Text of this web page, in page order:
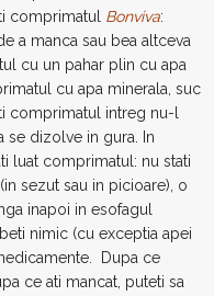
comprimatul Bonviva:
a manca sau bea altceva
cu un pahar plin cu apa
cu apa minerala, suc
comprimatul intreg nu-l
se dizolve in gura. In
luat comprimatul: nu stati
sezut sau in picioare), o
inapoi in esofagul
nimic (cu exceptia apei
Dupa ce
ce ati mancat, puteti sa